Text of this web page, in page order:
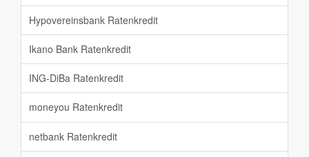
Hypovereinsbank Ratenkredit
Ikano Bank Ratenkredit
ING-DiBa Ratenkredit
moneyou Ratenkredit
netbank Ratenkredit